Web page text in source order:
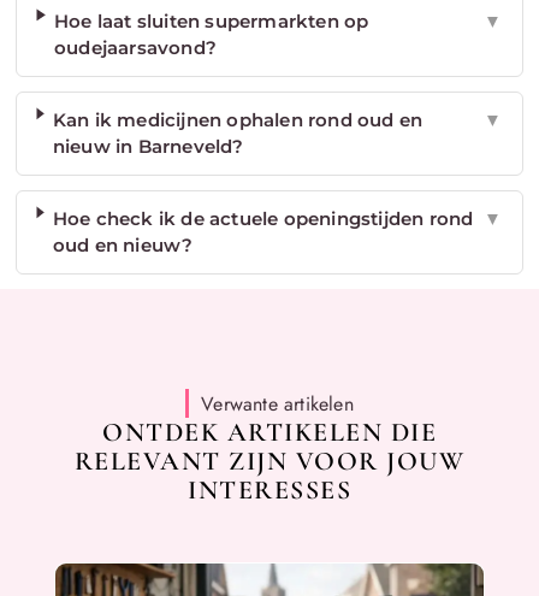
Hoe laat sluiten supermarkten op
oudejaarsavond?
▼
Kan ik medicijnen ophalen rond oud en
nieuw in Barneveld?
▼
Hoe check ik de actuele openingstijden rond
oud en nieuw?
▼
Verwante artikelen
ONTDEK ARTIKELEN DIE
RELEVANT ZIJN VOOR JOUW
INTERESSES